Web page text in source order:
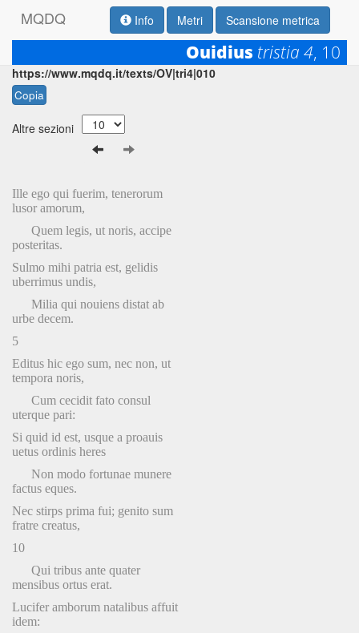
MQDQ Info Metri Scansione metrica
Ouidius tristia 4, 10
https://www.mqdq.it/texts/OV|tri4|010
Copia
Altre sezioni
Ille ego qui fuerim, tenerorum
lusor amorum,
Quem legis, ut noris, accipe
posteritas.
Sulmo mihi patria est, gelidis
uberrimus undis,
Milia qui nouiens distat ab
urbe decem.
5
Editus hic ego sum, nec non, ut
tempora noris,
Cum cecidit fato consul
uterque pari:
Si quid id est, usque a proauis
uetus ordinis heres
Non modo fortunae munere
factus eques.
Nec stirps prima fui; genito sum
fratre creatus,
10
Qui tribus ante quater
mensibus ortus erat.
Lucifer amborum natalibus affuit
idem: